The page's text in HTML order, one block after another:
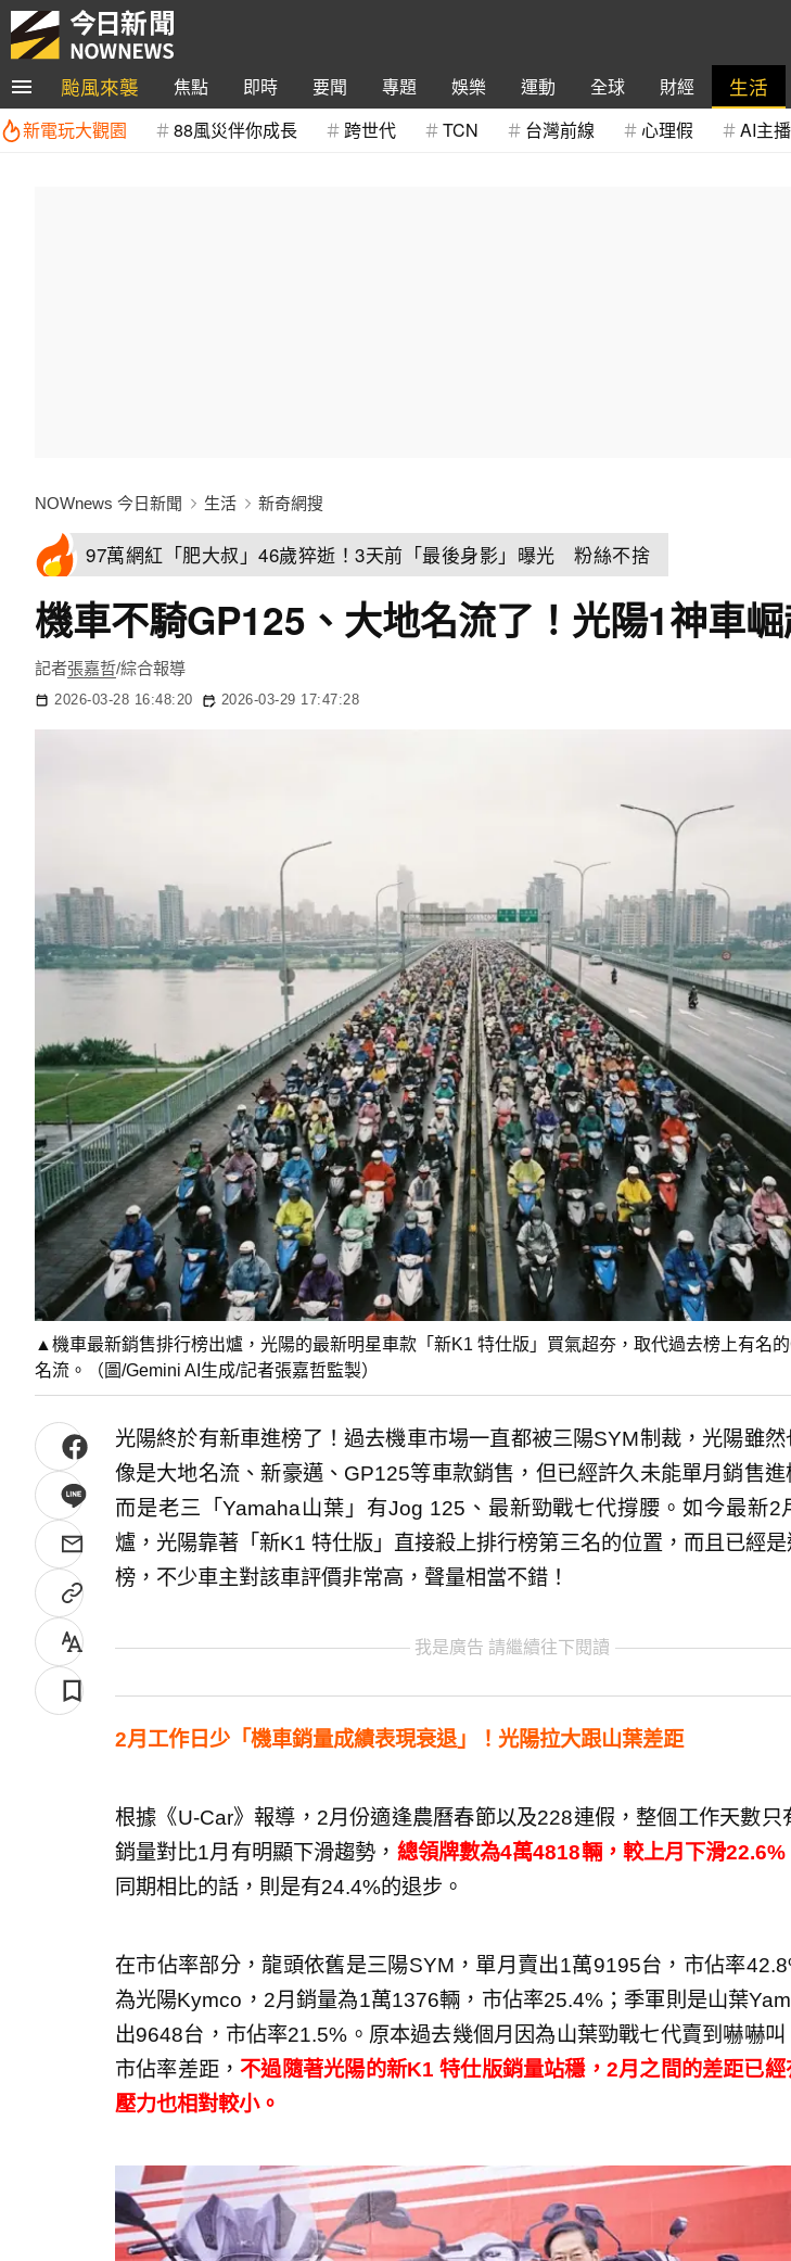
颱風來襲 焦點 即時 要聞 專題 娛樂 運動 全球 財經 生活
新電玩大觀園
88風災伴你成長 跨世代 TCN 台灣前線 心理假 AI主
NOWnews 今日新聞 生活 新奇網搜
97萬網紅「肥大叔」46歲猝逝！3天前「最後身影」曝光 粉絲不捨
機車不騎GP125、大地名流了！光陽1神車
記者張嘉哲/綜合報導
2026-03-28 16:48:20 2026-03-29 17:47:28
▲機車最新銷售排行榜出爐，光陽的最新明星車款「新K1 特仕版」買氣超夯，取代過去榜上有名
名流。（圖/Gemini AI生成/記者張嘉哲監製）
光陽終於有新車進榜了！過去機車市場一直都被三陽SYM制裁，光陽雖
像是大地名流、新豪邁、GP125等車款銷售，但已經許久未能單月銷售進
而是老三「Yamaha山葉」有Jog 125、最新勁戰七代撐腰。如今最新2
爐，光陽靠著「新K1 特仕版」直接殺上排行榜第三名的位置，而且已經
榜，不少車主對該車評價非常高，聲量相當不錯！
我是廣告 請繼續往下閱讀
2月工作日少「機車銷量成績表現衰退」！光陽拉大跟山葉差距
根據《U-Car》報導，2月份適逢農曆春節以及228連假，整個工作天數只
銷量對比1月有明顯下滑趨勢， 總領牌數為4萬4818輛，較上月下滑22.6%
同期相比的話，則是有24.4%的退步。
在市佔率部分，龍頭依舊是三陽SYM，單月賣出1萬9195台，市佔率
為光陽Kymco，2月銷量為1萬1376輛，市佔率25.4%；季軍則是山葉
出9648台，市佔率21.5%。原本過去幾個月因為山葉勁戰七代賣到嚇嚇
市佔率差距，不過隨著光陽的新K1 特仕版銷量站穩，2月之間的差距已
壓力也相對較小。